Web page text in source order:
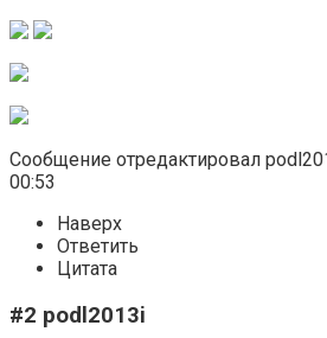
Сообщение отредактировал
00:53
Наверх
Ответить
Цитата
#2 podl2013i